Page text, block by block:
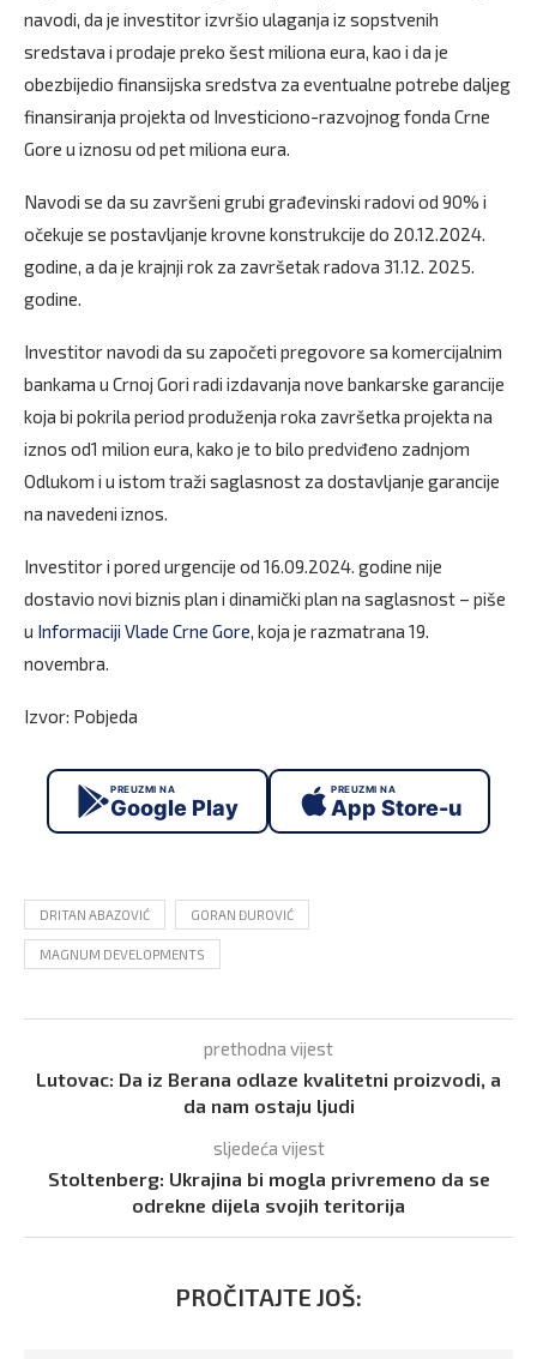
navodi, da je investitor izvršio ulaganja iz sopstvenih
sredstava i prodaje preko šest miliona eura, kao i da je
obezbijedio finansijska sredstva za eventualne potrebe daljeg
finansiranja projekta od Investiciono-razvojnog fonda Crne
Gore u iznosu od pet miliona eura.
Navodi se da su završeni grubi građevinski radovi od 90% i
očekuje se postavljanje krovne konstrukcije do 20.12.2024.
godine, a da je krajnji rok za završetak radova 31.12. 2025.
godine.
Investitor navodi da su započeti pregovore sa komercijalnim
bankama u Crnoj Gori radi izdavanja nove bankarske garancije
koja bi pokrila period produženja roka završetka projekta na
iznos od1 milion eura, kako je to bilo predviđeno zadnjom
Odlukom i u istom traži saglasnost za dostavljanje garancije
na navedeni iznos.
Investitor i pored urgencije od 16.09.2024. godine nije
dostavio novi biznis plan i dinamički plan na saglasnost – piše
u Informaciji Vlade Crne Gore, koja je razmatrana 19.
novembra.
Izvor: Pobjeda
PREUZMI NA
Google Play
PREUZMI NA
App Store-u
DRITAN ABAZOVIĆ GORAN ĐUROVIĆ
MAGNUM DEVELOPMENTS
prethodna vijest
Lutovac: Da iz Berana odlaze kvalitetni proizvodi, a
da nam ostaju ljudi
sljedeća vijest
Stoltenberg: Ukrajina bi mogla privremeno da se
odrekne dijela svojih teritorija
PROČITAJTE JOŠ: